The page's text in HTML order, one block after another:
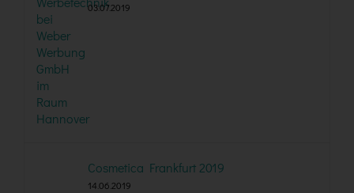
03.07.2019
Cosmetica Frankfurt 2019
14.06.2019